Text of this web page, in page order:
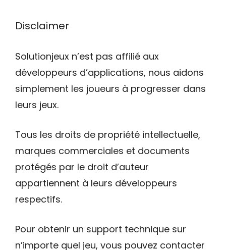
Disclaimer
Solutionjeux n’est pas affilié aux
développeurs d’applications, nous aidons
simplement les joueurs à progresser dans
leurs jeux.
Tous les droits de propriété intellectuelle,
marques commerciales et documents
protégés par le droit d’auteur
appartiennent à leurs développeurs
respectifs.
Pour obtenir un support technique sur
n’importe quel jeu, vous pouvez contacter